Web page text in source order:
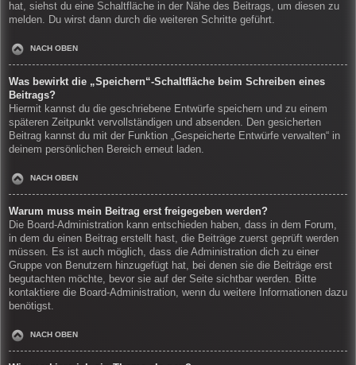
hat, siehst du eine Schaltfläche in der Nähe des Beitrags, um diesen zu
melden. Du wirst dann durch die weiteren Schritte geführt.
NACH OBEN
Was bewirkt die „Speichern“-Schaltfläche beim Schreiben eines
Beitrags?
Hiermit kannst du die geschriebene Entwürfe speichern und zu einem
späteren Zeitpunkt vervollständigen und absenden. Den gesicherten
Beitrag kannst du mit der Funktion „Gespeicherte Entwürfe verwalten“ in
deinem persönlichen Bereich erneut laden.
NACH OBEN
Warum muss mein Beitrag erst freigegeben werden?
Die Board-Administration kann entschieden haben, dass in dem Forum,
in dem du einen Beitrag erstellt hast, die Beiträge zuerst geprüft werden
müssen. Es ist auch möglich, dass die Administration dich zu einer
Gruppe von Benutzern hinzugefügt hat, bei denen sie die Beiträge erst
begutachten möchte, bevor sie auf der Seite sichtbar werden. Bitte
kontaktiere die Board-Administration, wenn du weitere Informationen dazu
benötigst.
NACH OBEN